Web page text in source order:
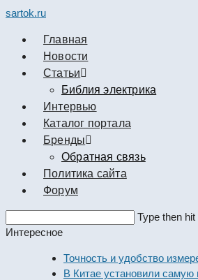
sartok.ru
Главная
Новости
Cтатьи
Библия электрика
Интервью
Каталог портала
Бренды
Обратная связь
Политика сайта
Форум
this
Type then
Интересное
Точность и удобство
В Китае установили самую